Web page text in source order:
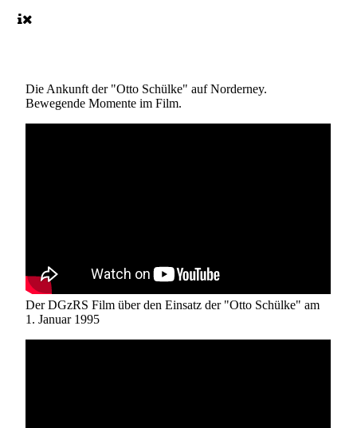
Die Ankunft der "Otto Schülke" auf Norderney.
Bewegende Momente im Film.
Der DGzRS Film über den Einsatz der "Otto Schülke" am
1. Januar 1995